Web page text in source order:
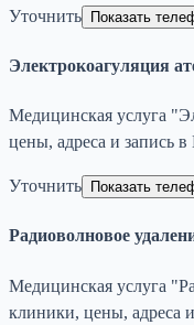
Уточнить Показать
Электрокоагуляция
Медицинская услуга
цены, адреса и запись
Уточнить Показать
Радиоволновое
Медицинская услуга
клиники, цены, адреса